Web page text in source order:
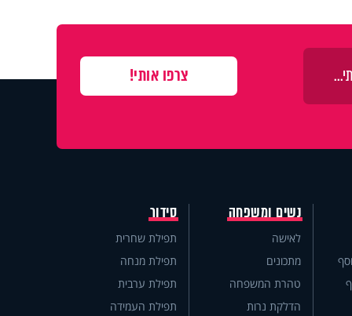
נשים ומשפחה
לאישה
מתכונים
טהרת המשפחה
הדלקת נרות
סידור
תפילת שחרית
תפילת מנחה
תפילת ערבית
תפילת העמידה